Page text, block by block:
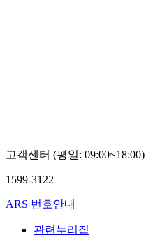
고객센터 (평일: 09:00~18:00)
1599-3122
ARS 번호안내
관련누리집